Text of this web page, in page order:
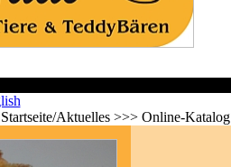
Startseite/Aktuelles >>> Online-